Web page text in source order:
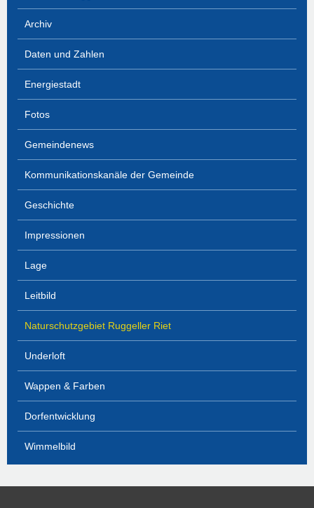
Archiv
Daten und Zahlen
Energiestadt
Fotos
Gemeindenews
Kommunikationskanäle der Gemeinde
Geschichte
Impressionen
Lage
Leitbild
Naturschutzgebiet Ruggeller Riet
Underloft
Wappen & Farben
Dorfentwicklung
Wimmelbild